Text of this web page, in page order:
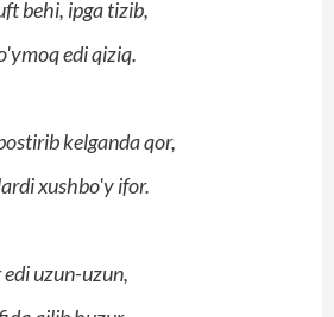
behi, ipga tizib,
edi qiziq.
kelganda qor,
xushbo'y ifor.
uzun-uzun,